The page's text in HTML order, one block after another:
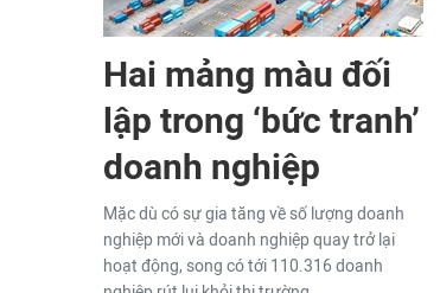
Hai mảng màu đối
lập trong ‘bức tranh’
doanh nghiệp
Mặc dù có sự gia tăng về số lượng doanh
nghiệp mới và doanh nghiệp quay trở lại
hoạt động, song có tới 110.316 doanh